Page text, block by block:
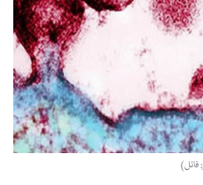
فائل)